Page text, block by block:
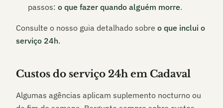
passos: o que fazer quando alguém morre.
Consulte o nosso guia detalhado sobre o que inclui o
serviço 24h.
Custos do serviço 24h em Cadaval
Algumas agências aplicam suplemento nocturno ou